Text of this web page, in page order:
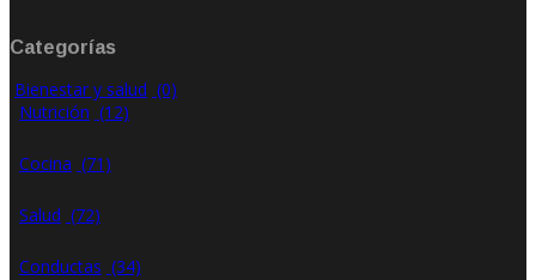
Categorías
Bienestar y salud (0)
Nutrición (12)
Cocina (71)
Salud (72)
Conductas (34)